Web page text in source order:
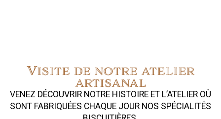
Visite de notre atelier
artisanal
VENEZ DÉCOUVRIR NOTRE HISTOIRE ET L’ATELIER OÙ
SONT FABRIQUÉES CHAQUE JOUR NOS SPÉCIALITÉS